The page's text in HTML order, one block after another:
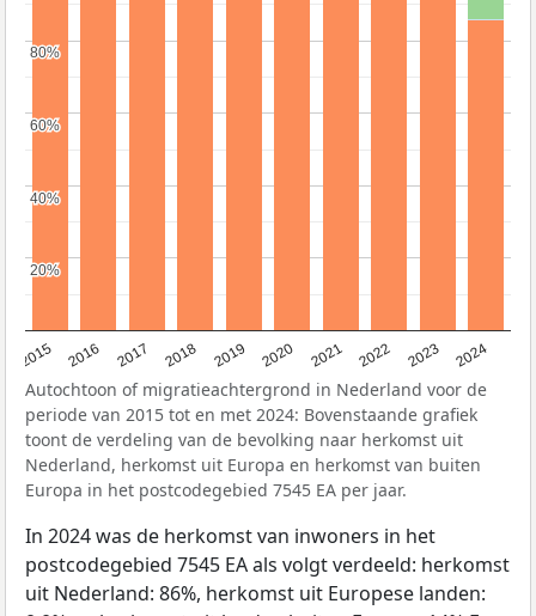
2015 2016 2017 2018 2019 2020 2021 2022 2023 2024
20%
20%
40%
40%
60%
60%
80%
80%
Autochtoon of migratieachtergrond in Nederland voor de
periode van 2015 tot en met 2024: Bovenstaande grafiek
toont de verdeling van de bevolking naar herkomst uit
Nederland, herkomst uit Europa en herkomst van buiten
Europa in het postcodegebied 7545 EA per jaar.
In 2024 was de herkomst van inwoners in het
postcodegebied 7545 EA als volgt verdeeld: herkomst
uit Nederland: 86%, herkomst uit Europese landen: